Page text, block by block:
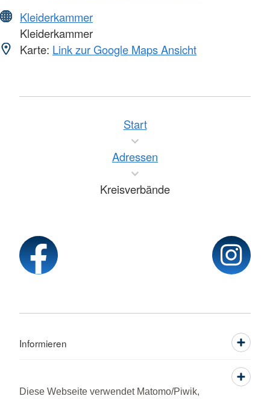
Diese Webseite verwendet Matomo/Piwik,
Kleiderkammer
Kleiderkammer
Karte: Link zur Google Maps Ansicht
Start
Adressen
Kreisverbände
Informieren